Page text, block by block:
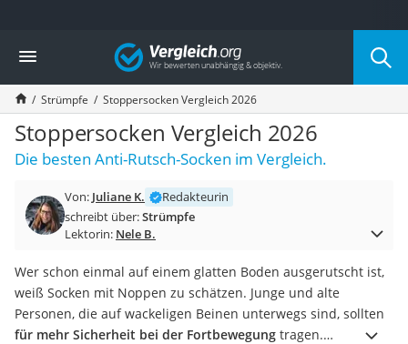
Die beliebtesten Vergleiche nach Kategorie
Mode
Boxershorts
Cellulite-Leggings
Herrensocken
Polarisierte Sonnenbrille
Hausschuhe Herren
Suunto-Uhr
Überzieh-Sonnenbrille
Sneaker Herren
Geldbörse Herren
Knirps-Regenschirm
Periodenunterwäsche
Vergleich
Strümpfe Stoppersocken Vergleich 2026
Stoppersocken Vergleich 2026
Die besten Anti-Rutsch-Socken im Vergleich.
Von: Juliane K.
Redakteurin
schreibt über:Strümpfe
Lektorin: Nele B.
Wer schon einmal auf einem glatten Boden ausgerutscht ist,
weiß Socken mit Noppen zu schätzen. Junge und alte
Personen, die auf wackeligen Beinen unterwegs sind, sollten
für mehr Sicherheit bei der Fortbewegung tragen.